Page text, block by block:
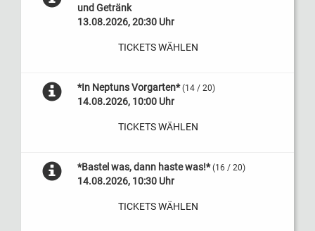
und Getränk
13.08.2026, 20:30 Uhr
TICKETS WÄHLEN
*In Neptuns Vorgarten* (14 / 20)
14.08.2026, 10:00 Uhr
TICKETS WÄHLEN
*Bastel was, dann haste was!* (16 / 20)
14.08.2026, 10:30 Uhr
TICKETS WÄHLEN